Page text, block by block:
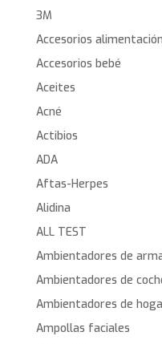
3M
Accesorios alimentación
Accesorios bebé
Aceites
Acné
Actibios
ADA
Aftas-Herpes
Alidina
ALL TEST
Ambientadores de
Ambientadores de
Ambientadores de
Ampollas faciales